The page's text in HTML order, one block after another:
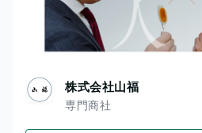
株式会社山福
専門商社